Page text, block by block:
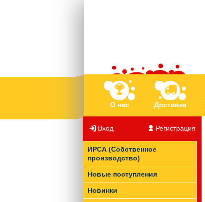
О нас Доставка
Вход Регистрация
ИРСА (Собственное
производство)
Новые поступления
Новинки